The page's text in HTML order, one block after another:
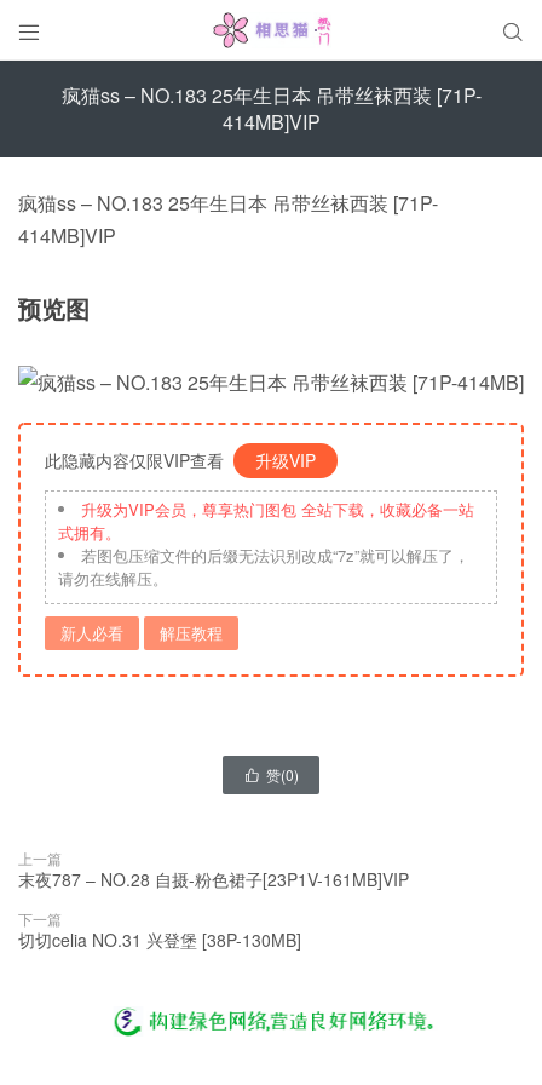
 
疯猫ss – NO.183 25年生日本 吊带丝袜西装 [71P-
414MB]VIP
疯猫ss – NO.183 25年生日本 吊带丝袜西装 [71P-
414MB]VIP
预览图
此隐藏内容仅限VIP查看 升级VIP
升级为VIP会员，尊享热门图包 全站下载，收藏必备一站
式拥有。
若图包压缩文件的后缀无法识别改成“7z”就可以解压了，
请勿在线解压。
新人必看 解压教程
 赞(0)
上一篇
末夜787 – NO.28 自摄-粉色裙子[23P1V-161MB]VIP
下一篇
切切celia NO.31 兴登堡 [38P-130MB]